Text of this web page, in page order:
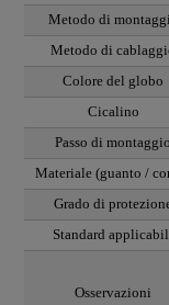
Metodo di
Metodo di
Colore del globo
Cicalino
Passo di montaggio
Materiale (guanto /
Grado di
Standard
Osservazioni